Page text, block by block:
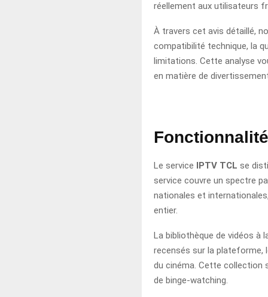
réellement aux utilisateurs
À travers cet avis détaillé,
compatibilité technique, la
limitations. Cette analyse
en matière de
Le service IPTV TCL se
service couvre un spectre
nationales et
entier.
La bibliothèque de vidéos à
recensés sur la plateforme,
du cinéma. Cette collection
de binge-watching.